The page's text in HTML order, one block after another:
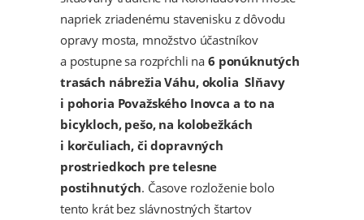
napriek zriadenému stavenisku z dôvodu
opravy mosta, množstvo účastníkov
a postupne sa rozpŕchli na 6 ponúknutých
trasách nábrežia Váhu, okolia Slňavy
i pohoria Považského Inovca a to na
bicykloch, pešo, na kolobežkách
i korčuliach, či dopravných
prostriedkoch pre telesne
postihnutých. Časove rozloženie bolo
tento krát bez slávnostných štartov